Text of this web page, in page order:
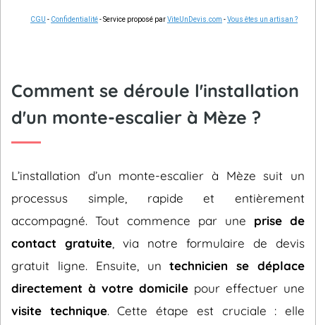
CGU - Confidentialité- Service proposé parViteUnDevis.com -Vous êtes un artisan ?
Comment se déroule l'installation
d'un monte-escalier à Mèze ?
L’installation d’un monte-escalier à Mèze suit un
processus simple, rapide et entièrement
accompagné. Tout commence par une prise de
contact gratuite , via notre formulaire de devis
gratuit ligne. Ensuite, untechnicien se déplace
directement à votre domicile pour effectuer une
visite technique. Cette étape est cruciale : elle